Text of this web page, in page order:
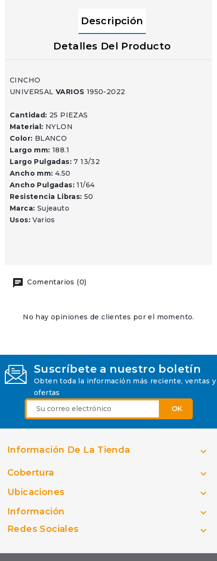
Descripción
Detalles Del Producto
CINCHO
UNIVERSAL VARIOS 1950-2022
Cantidad: 25 PIEZAS
Material: NYLON
Color: BLANCO
Largo mm: 188.1
Largo Pulgadas:7 13/32
Ancho mm: 4.50
Ancho Pulgadas:11/64
Resistencia Libras: 50
Marca: Sujeauto
Usos: Varios
Comentarios (0)
No hay opiniones de clientes por el momento.
Suscríbete a nuestro boletín
Obten toda la información más reciente, ventas y
ofertas
Información De La Tienda 
Cobertura 
Ubicaciones 
Información 
Redes Sociales 